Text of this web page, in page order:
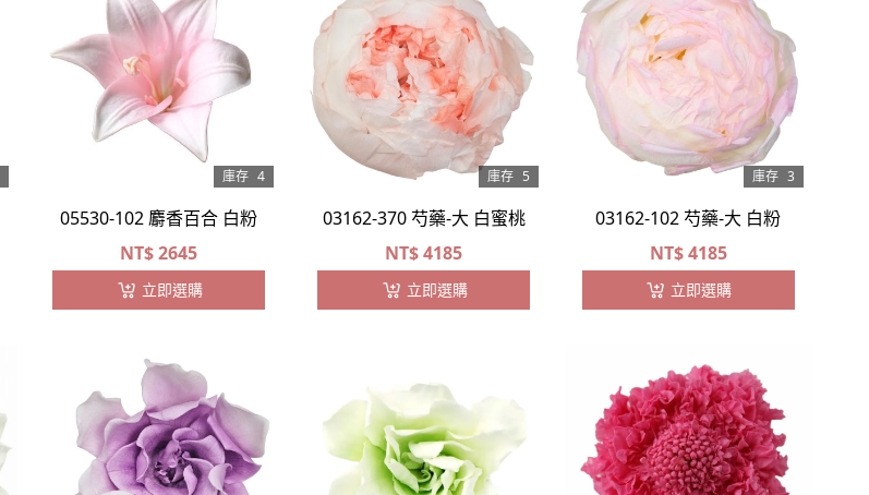
庫存 4
05530-102 麝香百合 白粉
NT$2645
立即選購
庫存 5
03162-370 芍藥-大 白蜜桃
NT$4185
立即選購
庫存 3
03162-102 芍藥-大 白粉
NT$4185
立即選購